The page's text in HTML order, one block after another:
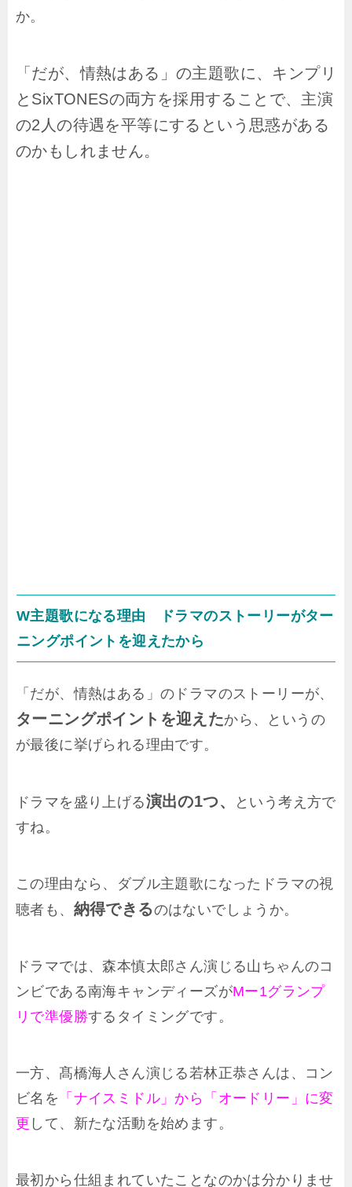
か。
「だが、情熱はある」の主題歌に、キンプリ
とSixTONESの両方を採用することで、主演
の2人の待遇を平等にするという思惑がある
のかもしれません。
W主題歌になる理由 ドラマのストーリーがター
ニングポイントを迎えたから
「だが、情熱はある」のドラマのストーリーが、
ターニングポイントを迎えたから、というの
が最後に挙げられる理由です。
ドラマを盛り上げる演出の1つ、
という考え方で
すね。
この理由なら、ダブル主題歌になったドラマの視
聴者も、 納得できるのはないでしょうか。
ドラマでは、森本慎太郎さん演じる山ちゃんのコ
ンビである南海キャンディーズがMー1グランプ
リで準優勝するタイミングです。
一方、髙橋海人さん演じる若林正恭さんは、コン
ビ名を 「ナイスミドル」から「オードリー」に変
更 して、新たな活動を始めます。
最初から仕組まれていたことなのかは分かりませ